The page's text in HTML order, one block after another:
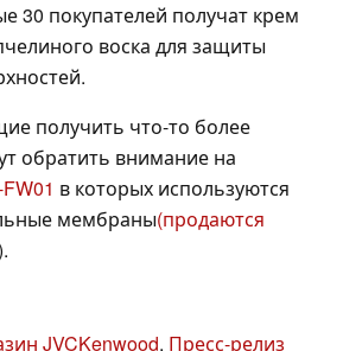
30 покупателей получат крем
воска для защиты
получить что-то более
обратить внимание на
в которых используются
мембраны(продаются
JVCKenwood, Пресс-релиз